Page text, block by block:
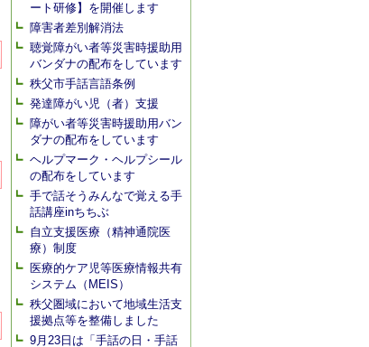
ート研修】を開催します
障害者差別解消法
聴覚障がい者等災害時援助用
バンダナの配布をしています
秩父市手話言語条例
発達障がい児（者）支援
障がい者等災害時援助用バン
ダナの配布をしています
ヘルプマーク・ヘルプシール
の配布をしています
手で話そうみんなで覚える手
話講座inちちぶ
自立支援医療（精神通院医
療）制度
医療的ケア児等医療情報共有
システム（MEIS）
秩父圏域において地域生活支
援拠点等を整備しました
9月23日は「手話の日・手話